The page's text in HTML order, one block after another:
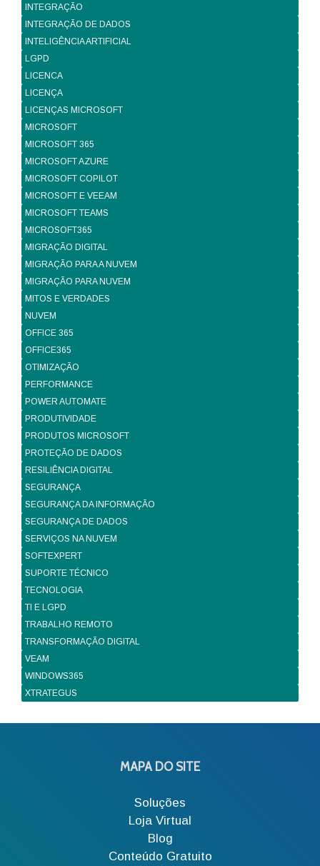
INTEGRAÇÃO
INTEGRAÇÃO DE DADOS
INTELIGÊNCIA ARTIFICIAL
LGPD
LICENCA
LICENÇA
LICENÇAS MICROSOFT
MICROSOFT
MICROSOFT 365
MICROSOFT AZURE
MICROSOFT COPILOT
MICROSOFT E VEEAM
MICROSOFT TEAMS
MICROSOFT365
MIGRAÇÃO DIGITAL
MIGRAÇÃO PARA A NUVEM
MIGRAÇÃO PARA NUVEM
MITOS E VERDADES
NUVEM
OFFICE 365
OFFICE365
OTIMIZAÇÃO
PERFORMANCE
POWER AUTOMATE
PRODUTIVIDADE
PRODUTOS MICROSOFT
PROTEÇÃO DE DADOS
RESILIÊNCIA DIGITAL
SEGURANÇA
SEGURANÇA DA INFORMAÇÃO
SEGURANÇA DE DADOS
SERVIÇOS NA NUVEM
SOFTEXPERT
SUPORTE TÉCNICO
TECNOLOGIA
TI E LGPD
TRABALHO REMOTO
TRANSFORMAÇÃO DIGITAL
VEAM
WINDOWS365
XTRATEGUS
MAPA DO SITE
Soluções
Loja Virtual
Blog
Conteúdo Gratuito